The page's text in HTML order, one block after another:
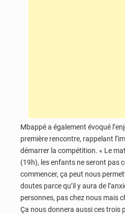
Mbappé a également évoqué
première rencontre, rappelant
démarrer la compétition. « Le
(19h), les enfants ne seront pas
commencer, ça peut nous
doutes parce qu’il y aura de
personnes, pas chez nous mais
Ça nous donnera aussi ces trois